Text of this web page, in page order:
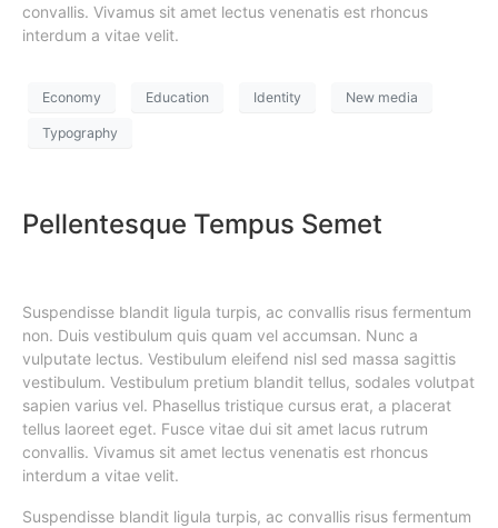
convallis. Vivamus sit amet lectus venenatis est rhoncus
interdum a vitae velit.
Economy Education Identity New media
Typography
Pellentesque Tempus Semet
Suspendisse blandit ligula turpis, ac convallis risus fermentum
non. Duis vestibulum quis quam vel accumsan. Nunc a
vulputate lectus. Vestibulum eleifend nisl sed massa sagittis
vestibulum. Vestibulum pretium blandit tellus, sodales volutpat
sapien varius vel. Phasellus tristique cursus erat, a placerat
tellus laoreet eget. Fusce vitae dui sit amet lacus rutrum
convallis. Vivamus sit amet lectus venenatis est rhoncus
interdum a vitae velit.
Suspendisse blandit ligula turpis, ac convallis risus fermentum